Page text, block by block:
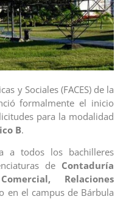
y Sociales (FACES) de la
formalmente el inicio
para la modalidad
B.
a todos los bachilleres
de Contaduría
Relaciones
en el campus de Bárbula